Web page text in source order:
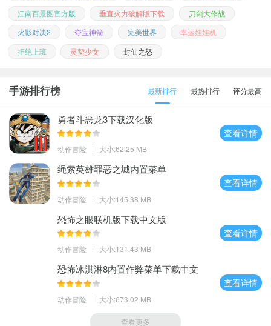
江南百景图官方版
垂直火力破解版下载
刀剑大作战
火影对决2
夺宝神箭 完美世界
幸运娃娃机
拒绝上班
灵契少女 封仙之怒
手游排行榜 最新排行 最热排行 评分最高
勇者斗恶龙3下载汉化版
动作冒险 大小:62.25 MB
查看详情
绳索英雄罪恶之城内置菜单
动作冒险 大小:145.38 MB
查看详情
恐怖之眼联机版下载中文版
动作冒险 大小:131.43 MB
查看详情
恐怖冰淇淋8内置作弊菜单下载中文
动作冒险 大小:673.02 MB
查看详情
查看更多